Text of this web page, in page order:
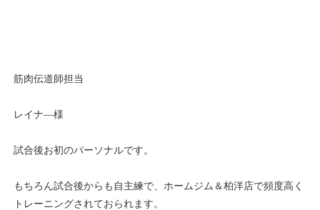
筋肉伝道師担当
レイナ―様
試合後お初のパーソナルです。
もちろん試合後からも自主練で、ホームジム＆柏洋店で頻度高く
トレーニングされておられます。